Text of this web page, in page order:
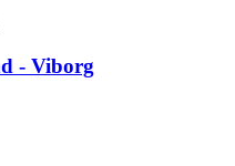
- Viborg